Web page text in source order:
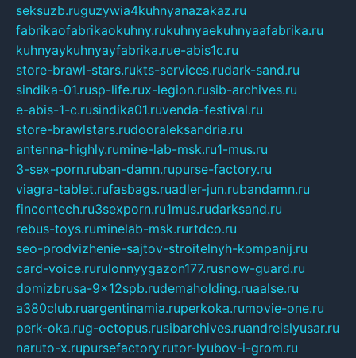
seksuzb.ruguzywia4kuhnyanazakaz.ru
fabrikaofabrikaokuhny.rukuhnyaekuhnyaafabrika.ru
kuhnyaykuhnyayfabrika.rue-abis1c.ru
store-brawl-stars.rukts-services.rudark-sand.ru
sindika-01.rusp-life.rux-legion.rusib-archives.ru
e-abis-1-c.rusindika01.ruvenda-festival.ru
store-brawlstars.rudooraleksandria.ru
antenna-highly.rumine-lab-msk.ru1-mus.ru
3-sex-porn.ruban-damn.rupurse-factory.ru
viagra-tablet.rufasbags.ruadler-jun.rubandamn.ru
fincontech.ru3sexporn.ru1mus.rudarksand.ru
rebus-toys.ruminelab-msk.rurtdco.ru
seo-prodvizhenie-sajtov-stroitelnyh-kompanij.ru
card-voice.rurulonnyygazon177.rusnow-guard.ru
domizbrusa-9x12spb.rudemaholding.ruaalse.ru
a380club.ruargentinamia.ruperkoka.rumovie-one.ru
perk-oka.rug-octopus.rusibarchives.ruandreislyusar.ru
naruto-x.rupursefactory.rutor-lyubov-i-grom.ru